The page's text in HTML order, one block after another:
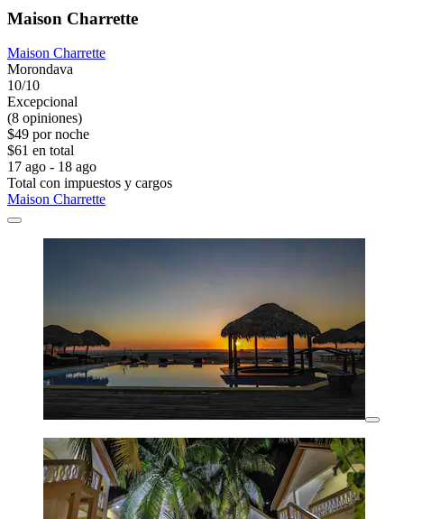
Maison Charrette
Maison Charrette
Morondava
10/10
Excepcional
(8 opiniones)
$49 por noche
$61 en total
17 ago - 18 ago
Total con impuestos y cargos
Maison Charrette